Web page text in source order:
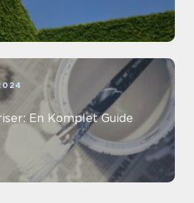
En Komplet Guide